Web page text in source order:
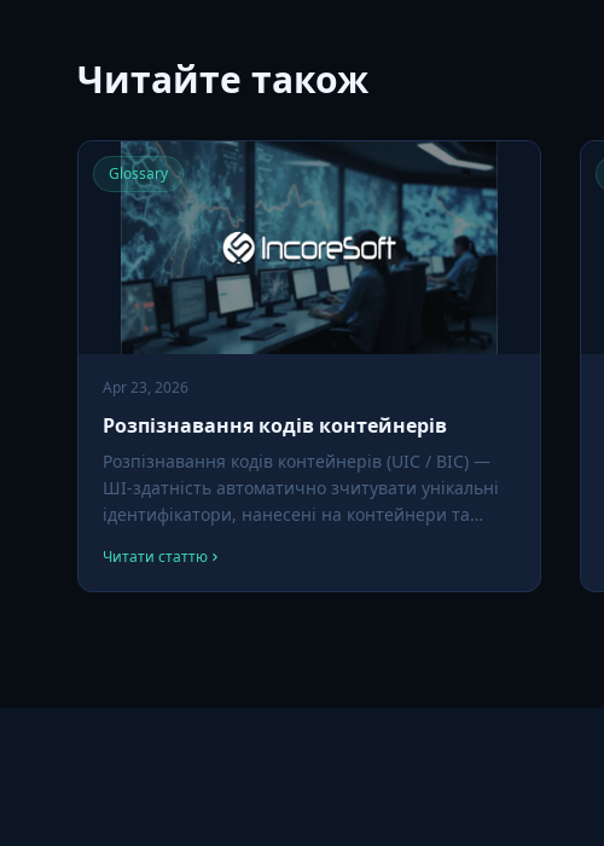
Читайте також
Glossary
Apr 23, 2026
Розпізнавання кодів контейнерів
Розпізнавання кодів контейнерів (UIC / BIC) —
ШІ-здатність автоматично зчитувати унікальні
ідентифікатори, нанесені на контейнери та
символи на пошуковий текст без ручного огляду.
Читати статтю